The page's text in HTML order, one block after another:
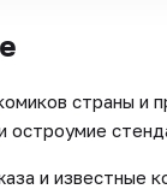
страны и
остроумие
и известные